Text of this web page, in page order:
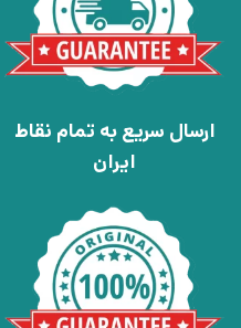
ارسال سریع به تمام نقاط
ایران